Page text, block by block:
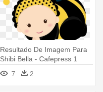
Resultado De Imagem Para
Shibi Bella - Cafepress 1
Month Monthly Milestone
Baby Blanket
7 2